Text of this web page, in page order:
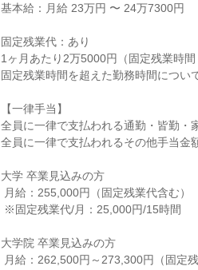
基本給：月給 23万円 〜 24万7300円
固定残業代：あり
1ヶ月あたり2万5000円（固定残業時間
固定残業時間を超えた勤務時間につい
【一律手当】
全員に一律で支払われる通勤・皆勤・
全員に一律で支払われるその他手当金
大学 卒業見込みの方
大学院 卒業見込みの方